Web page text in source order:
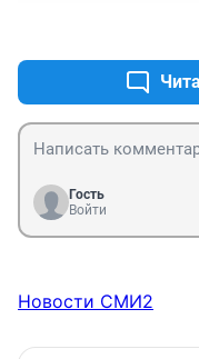
Гость
Войти
Новости СМИ2